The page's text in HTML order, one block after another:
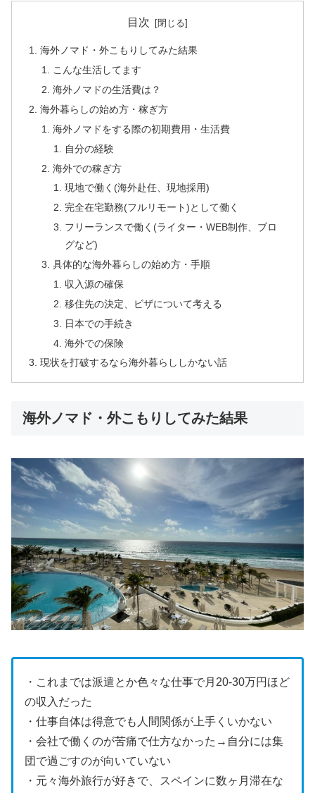
目次
海外ノマド・外こもりしてみた結果
こんな生活してます
海外ノマドの生活費は？
海外暮らしの始め方・稼ぎ方
海外ノマドをする際の初期費用・生活費
自分の経験
海外での稼ぎ方
現地で働く(海外赴任、現地採用)
完全在宅勤務(フルリモート)として働く
フリーランスで働く(ライター・WEB制作、ブロ
グなど)
具体的な海外暮らしの始め方・手順
収入源の確保
移住先の決定、ビザについて考える
日本での手続き
海外での保険
現状を打破するなら海外暮らししかない話
海外ノマド・外こもりしてみた結果
・これまでは派遣とか色々な仕事で月20-30万円ほど
の収入だった
・仕事自体は得意でも人間関係が上手くいかない
・会社で働くのが苦痛で仕方なかった→自分には集
団で過ごすのが向いていない
・元々海外旅行が好きで、スペインに数ヶ月滞在な